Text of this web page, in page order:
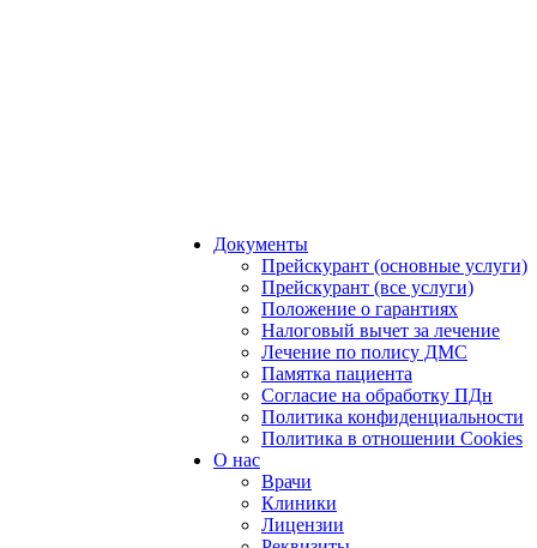
Документы
Прейскурант (основные услуги)
Прейскурант (все услуги)
Положение о гарантиях
Налоговый вычет за лечение
Лечение по полису ДМС
Памятка пациента
Согласие на обработку ПДн
Политика конфиденциальности
Политика в отношении Cookies
О нас
Врачи
Клиники
Лицензии